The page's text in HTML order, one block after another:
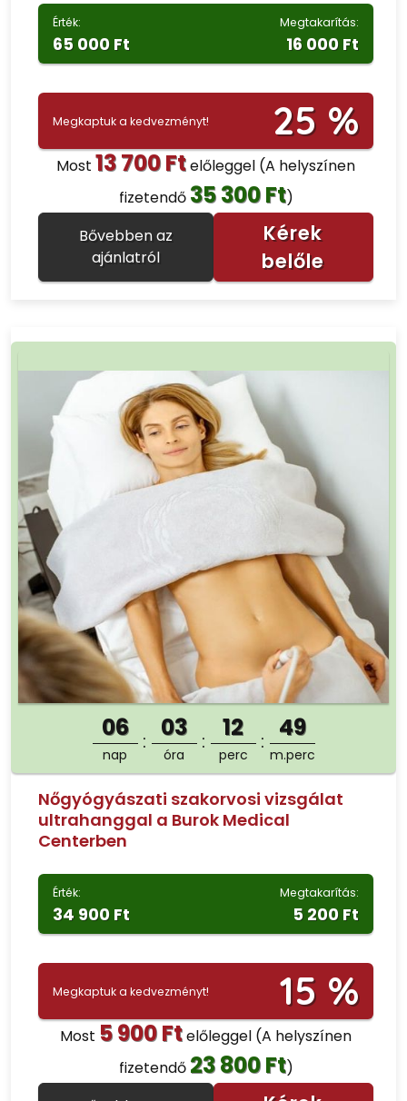
Érték:
65 000 Ft
Megtakarítás:
16 000 Ft
Megkaptuk a kedvezményt! 25 %
Most 13 700 Ftelőleggel (A helyszínen
fizetendő 35 300 Ft)
Bővebben az
ajánlatról
Kérek
belőle
06
nap
03
óra
12
perc
47
m.perc
Nőgyógyászati szakorvosi vizsgálat
ultrahanggal a Burok Medical
Centerben
Érték:
34 900 Ft
Megtakarítás:
5 200 Ft
Megkaptuk a kedvezményt! 15 %
Most 5 900 Ftelőleggel (A helyszínen
fizetendő 23 800 Ft)